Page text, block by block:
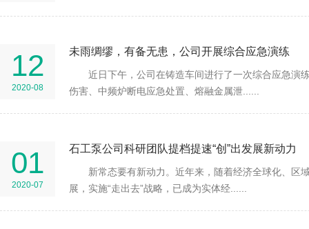
12
2020-08
未雨绸缪，有备无患，公司开展综合应急演练
近日下午，公司在铸造车间进行了一次综合应急演
伤害、中频炉断电应急处置、熔融金属泄......
01
2020-07
石工泵公司科研团队提档提速“创”出发展新动力
新常态要有新动力。近年来，随着经济全球化、区
展，实施“走出去”战略，已成为实体经......